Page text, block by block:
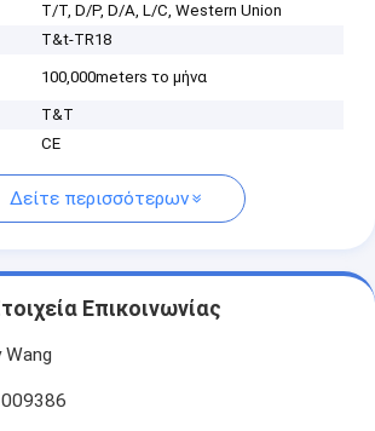
T/T, D/P, D/A, L/C, Western Union
T&t-TR18
100,000meters το μήνα
T&T
CE
Δείτε περισσότερων
Επικοινωνίας